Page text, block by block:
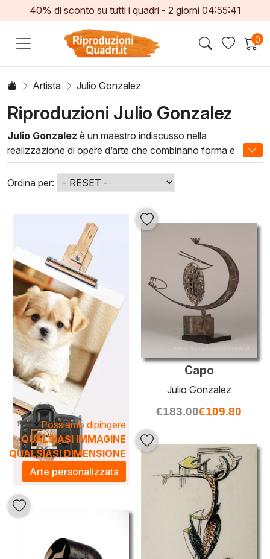
40% di sconto su tutti i quadri - 2 giorni 04:55:40
0
Artista Julio Gonzalez
Riproduzioni Julio Gonzalez
Julio Gonzalez è un maestro indiscusso nella
realizzazione di opere d’arte che combinano forma e
colore con una sensibilità unica. Le sue tele, caratterizzate
da una profonda esplorazione della luce e della texture,
catturano l’attenzione di chiunque le osservi, trasformando
lo spazio in cui sono esposte. Ogni dipinto racconta una
storia, evocando emozioni e riflessioni che trascendono il
Utilizzando una varietà di tecniche, Gonzalez si distingue
nel panorama artistico per la sua capacità di fondere stili
tradizionali e contemporanei, creando opere che si
adattano perfettamente a qualsiasi ambiente. Scegliere
un’opera di Julio Gonzalez
non è solo una scelta estetica,
ma un modo per arricchire la propria casa con un pezzo di
cultura e bellezza senza tempo.
Ordina per:
Possiamo dipingere
QUALSIASI IMMAGINE
QUALSIASI DIMENSIONE
Arte personalizzata
Capo
Julio Gonzalez
€183.00€109.80